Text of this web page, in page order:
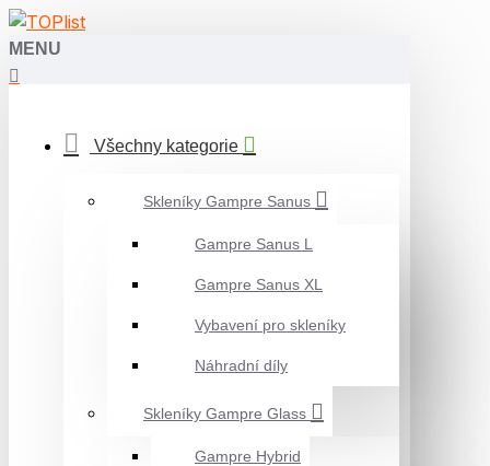
MENU
Všechny kategorie
Skleníky Gampre Sanus
Gampre Sanus L
Gampre Sanus XL
Vybavení pro skleníky
Náhradní díly
Skleníky Gampre Glass
Gampre Hybrid